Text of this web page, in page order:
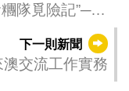
下一則新聞
交流工作實務